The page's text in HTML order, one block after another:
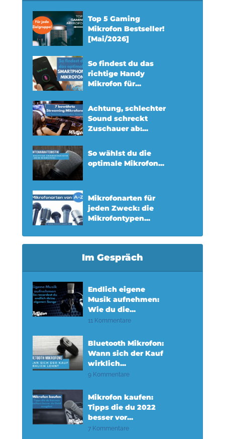
Top 5 Gaming
Mikrofon Bestseller!
[Mai/2026]
So findest du das
richtige Handy
Mikrofon für...
Achtung, schlechter
Sound schreckt
Zuschauer ab:...
So wählst du die
optimale Mikrofon...
Mikrofonarten für
jeden Zweck: die
Mikrofontypen...
Im Gespräch
Endlich eigene
Musik aufnehmen:
Wie du die...
11 Kommentare
Bluetooth Mikrofon:
Wann sich der Kauf
wirklich...
9 Kommentare
Mikrofon kaufen:
Tipps die du 2022
besser vor...
7 Kommentare